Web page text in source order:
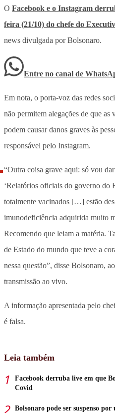
O Facebook e o Instagram
feira (21/10) do chefe do
news divulgada por Bolsonaro.
Entre no canal de
Em nota, o porta-voz das redes
não permitem alegações de que
podem causar danos graves às
responsável pelo Instagram.
“Outra coisa grave aqui: só vou
‘Relatórios oficiais do governo do
totalmente vacinados […] estão
imunodeficiência adquirida muito
Recomendo que leiam a matéria.
de Estado do mundo que teve a
nessa questão”, disse Bolsonaro,
transmissão ao vivo.
A informação apresentada pelo
é falsa.
Leia também
Facebook derruba live em que
Covid
Bolsonaro pode ser suspenso